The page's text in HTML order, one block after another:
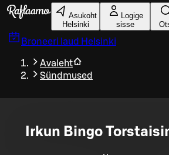
Liigu peamise sisu juurde
Asukoht
Helsinki
Logige
sisse
Broneeri laud Helsinki
Avaleht
Sündmused
Irkun Bingo